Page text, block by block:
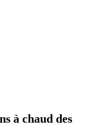
à chaud des